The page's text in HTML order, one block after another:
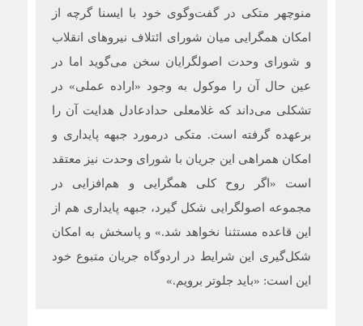
منوچهر متکی در گفت‌وگوی خود با ایسنا گرچه از
امکان همگرایی میان شورای ائتلاف نیروهای انقلاب
و شورای وحدت اصولگرایان سخن می‌گوید اما در
عین حال آن را موکول به وجود «اراده عملی» در
تشکلی می‌داند که غلامعلی حدادعادل هدایت آن را
برعهده گرفته است. متکی درمورد جبهه پایداری و
امکان همراهی این جریان با شورای وحدت نیز معتقد
است «اگر روح کلی همگرایی و هم‌افزایی در
مجموعه اصولگرایی شکل گیرد، جبهه پایداری هم از
این قاعده مستثنا نخواهد شد.» و پاسخش به امکان
شکل‌گیری این شرایط در اردوگاه جریان متبوع خود
این است: «باید جلوتر برویم.»